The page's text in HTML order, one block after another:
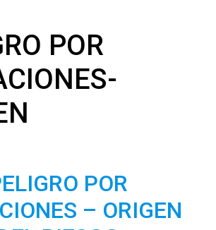
POR
POR
– ORIGEN